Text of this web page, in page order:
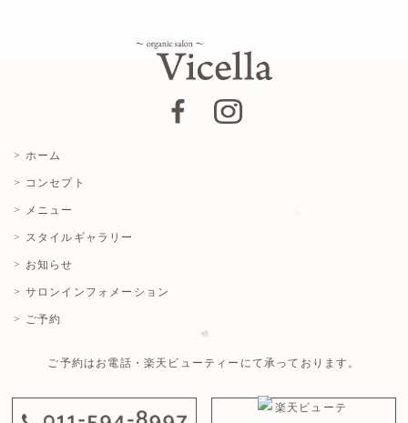
> ホーム
> コンセプト
> メニュー
> スタイルギャラリー
> お知らせ
> サロンインフォメーション
> ご予約
ご予約はお電話・楽天ビューティーにて承っております。